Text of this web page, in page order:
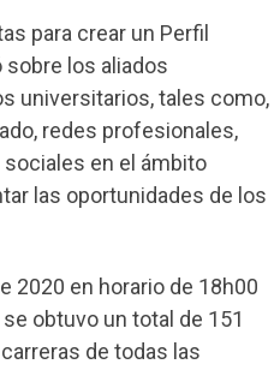
para crear un Perfil
sobre los aliados
universitarios, tales como,
redes profesionales,
en el ámbito
las oportunidades de los
2020 en horario de 18h00
obtuvo un total de 151
de todas las